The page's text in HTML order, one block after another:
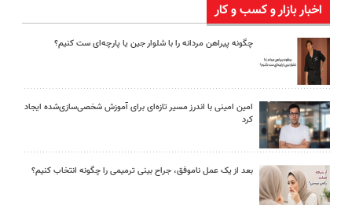
اخبار بازار و کسب و کار
چگونه پیراهن مردانه را با شلوار جین یا پارچه‌ای ست کنیم؟
امین امینی با اندرز مسیر تازه‌ای برای آموزش شخصی‌سازی‌شده ایجاد
کرد
بعد از یک عمل ناموفق، جراح بینی ترمیمی را چگونه انتخاب کنیم؟